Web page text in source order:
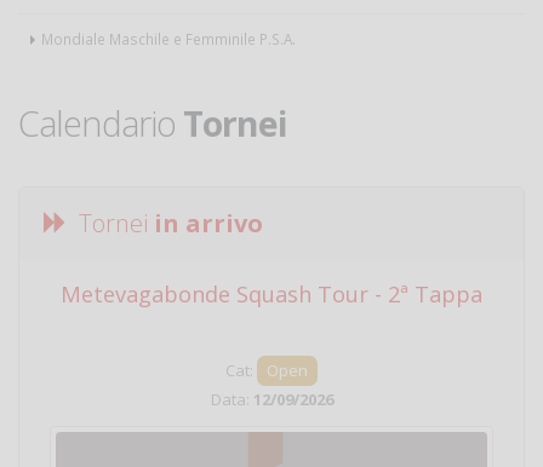
Mondiale Maschile e Femminile P.S.A.
Calendario Tornei
Tornei in arrivo
Metevagabonde Squash Tour - 2ª Tappa
Cat:
Open
Data: 12/09/2026